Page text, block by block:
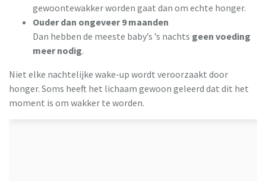
gewoontewakker worden gaat dan om echte honger.
Ouder dan ongeveer 9 maanden
Dan hebben de meeste baby’s ’s nachts geen voeding
meer nodig.
Niet elke nachtelijke wake-up wordt veroorzaakt door
honger. Soms heeft het lichaam gewoon geleerd dat dit het
moment is om wakker te worden.